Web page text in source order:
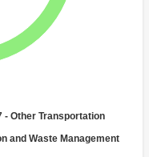
- Other Transportation
and Waste Management